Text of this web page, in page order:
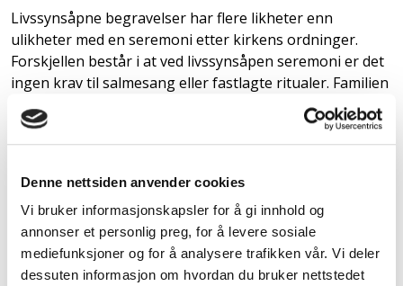
Denne nettsiden anvender cookies
Vi bruker informasjonskapsler for å gi innhold og
annonser et personlig preg, for å levere sosiale
mediefunksjoner og for å analysere trafikken vår. Vi deler
dessuten informasjon om hvordan du bruker nettstedet
Livssynsåpne begravelser har flere likheter enn
ulikheter med en seremoni etter kirkens ordninger.
Forskjellen består i at ved livssynsåpen seremoni er det
ingen krav til salmesang eller fastlagte ritualer. Familien
kan fritt velge musikkinnslag, dikt, minneord og annet
innhold som gjenspeiler den dødes liv.